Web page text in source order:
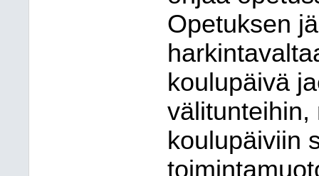
Opetuksen
koulupäivä
välitunteihin,
koulupäiviin